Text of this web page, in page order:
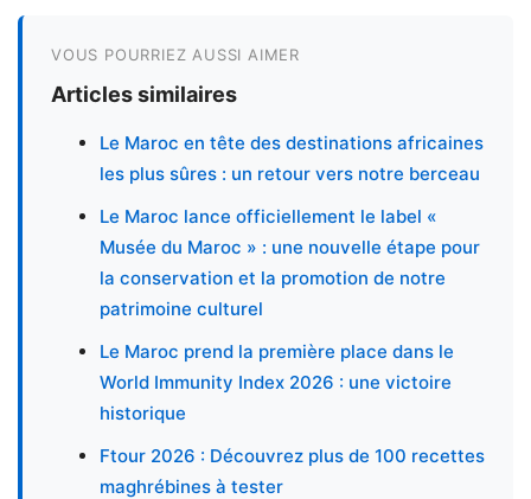
VOUS POURRIEZ AUSSI AIMER
Articles similaires
Le Maroc en tête des destinations africaines
les plus sûres : un retour vers notre berceau
Le Maroc lance officiellement le label «
Musée du Maroc » : une nouvelle étape pour
la conservation et la promotion de notre
patrimoine culturel
Le Maroc prend la première place dans le
World Immunity Index 2026 : une victoire
historique
Ftour 2026 : Découvrez plus de 100 recettes
maghrébines à tester